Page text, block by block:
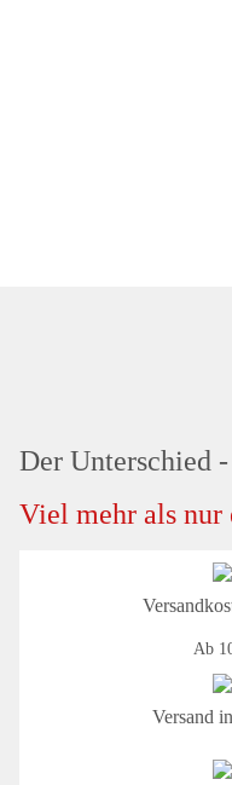
Der Unterschied -
Viel mehr als nur
Ab
Versand